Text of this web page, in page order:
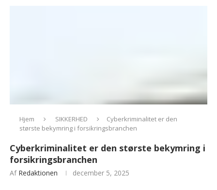
Hjem SIKKERHED
Cyberkriminalitet er den
største bekymring i forsikringsbranchen
Cyberkriminalitet er den største bekymring i
forsikringsbranchen
Af Redaktionen december 5, 2025